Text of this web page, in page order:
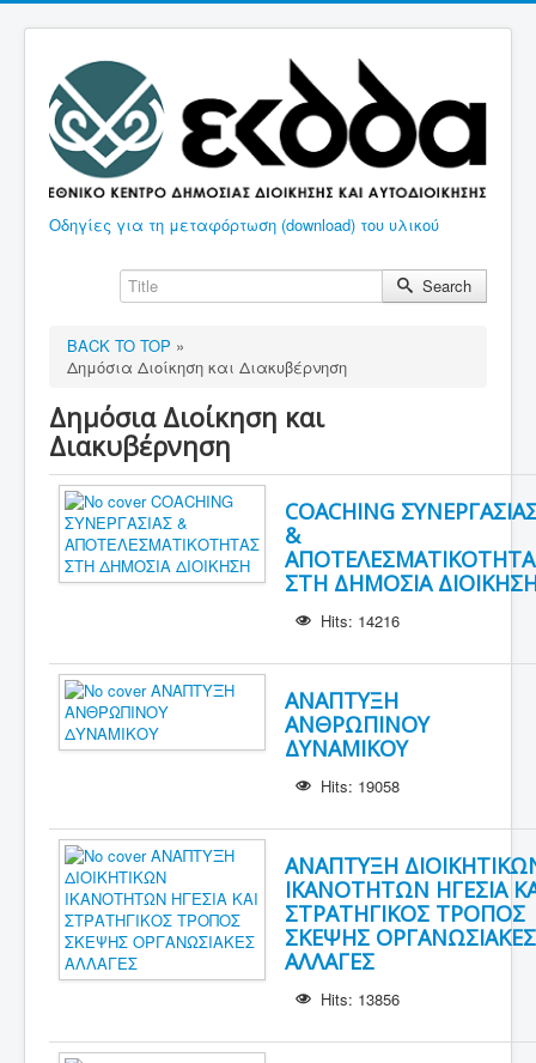
Οδηγίες για τη μεταφόρτωση (download) του υλικού
Search
BACK TO TOP »
Δημόσια Διοίκηση και Διακυβέρνηση
Δημόσια Διοίκηση και
Διακυβέρνηση
COACHING
&
ΣΤΗ ΔΗΜΟΣΙΑ
Hits: 14216
ΑΝΑΠΤΥΞΗ
ΑΝΘΡΩΠΙΝΟΥ
ΔΥΝΑΜΙΚΟΥ
Hits: 19058
ΑΝΑΠΤΥΞΗ
ΙΚΑΝΟΤΗΤΩΝ ΗΓΕΣΙΑ
ΣΤΡΑΤΗΓΙΚΟΣ ΤΡΟΠΟΣ
ΣΚΕΨΗΣ ΟΡΓΑΝΩΣΙΑΚΕΣ
ΑΛΛΑΓΕΣ
Hits: 13856